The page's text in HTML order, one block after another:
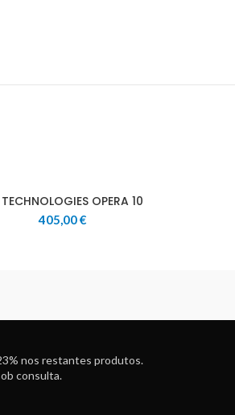
OPERA 10
405,00€
nos restantes produtos.
consulta.